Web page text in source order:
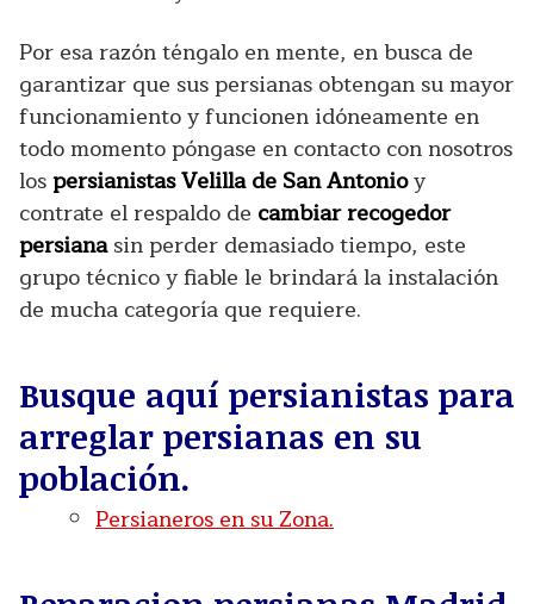
Por esa razón téngalo en mente, en busca de
garantizar que sus persianas obtengan su mayor
funcionamiento y funcionen idóneamente en
todo momento póngase en contacto con nosotros
lospersianistas Velilla de San Antonioy
contrate el respaldo de cambiar recogedor
persianasin perder demasiado tiempo, este
grupo técnico y fiable le brindará la instalación
de mucha categoría que requiere.
Busque aquí persianistas para
arreglar persianas en su
población.
Persianeros en su Zona.